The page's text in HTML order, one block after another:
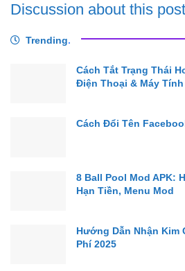
Discussion about this post
Trending.
Cách Tắt Trạng Thái
Điện Thoại & Máy Tính
Cách Đổi Tên
8 Ball Pool Mod APK:
Hạn Tiền, Menu Mod
Hướng Dẫn Nhận Kim
Phí 2025